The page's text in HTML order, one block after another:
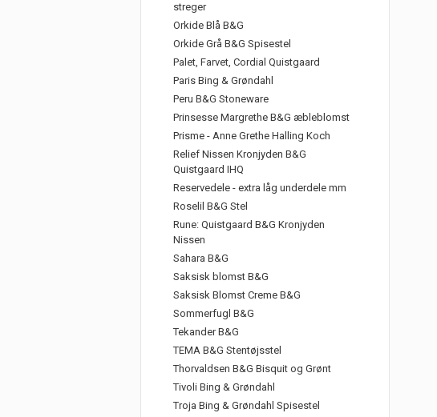
streger
Orkide Blå B&G
Orkide Grå B&G Spisestel
Palet, Farvet, Cordial Quistgaard
Paris Bing & Grøndahl
Peru B&G Stoneware
Prinsesse Margrethe B&G æbleblomst
Prisme - Anne Grethe Halling Koch
Relief Nissen Kronjyden B&G
Quistgaard IHQ
Reservedele - extra låg underdele mm
Roselil B&G Stel
Rune: Quistgaard B&G Kronjyden
Nissen
Sahara B&G
Saksisk blomst B&G
Saksisk Blomst Creme B&G
Sommerfugl B&G
Tekander B&G
TEMA B&G Stentøjsstel
Thorvaldsen B&G Bisquit og Grønt
Tivoli Bing & Grøndahl
Troja Bing & Grøndahl Spisestel